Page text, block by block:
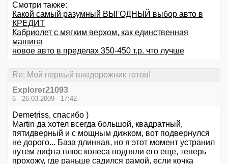
Смотри также:
Какой самый разумный ВЫГОДНЫЙ выбор авто в
КРЕДИТ
Кабриолет с мягким верхом, как единственная
машина
новое авто в пределах 350-450 т.р. что лучше
Re: Мой первый внедорожник готов!
Explorer21093
6 - 26.03.2009 - 17:42
Demetriss, спасибо )
Martin да хотел всегда большой, квадратный,
пятидверный и с мощным дижком, вот подвернулся
не дорого... База длинная, но я этот момент устранил
путем лифта плюс колеса подняли его еще, теперь
прохожу, где раньше садился рамой, если кочка